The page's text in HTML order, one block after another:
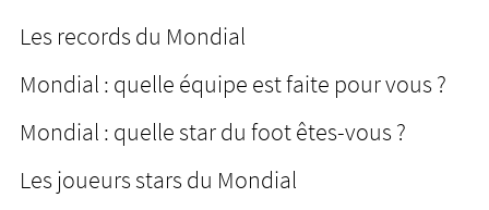
Les records du Mondial
Mondial : quelle équipe est faite pour vous ?
Mondial : quelle star du foot êtes-vous ?
Les joueurs stars du Mondial